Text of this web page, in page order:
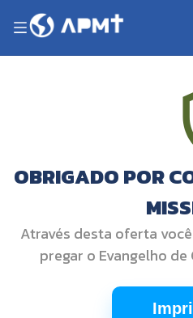
OBRIGADO POR
Através desta oferta
pregar o Evangelho